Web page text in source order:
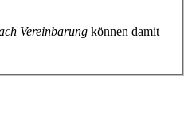
Vereinbarung können damit